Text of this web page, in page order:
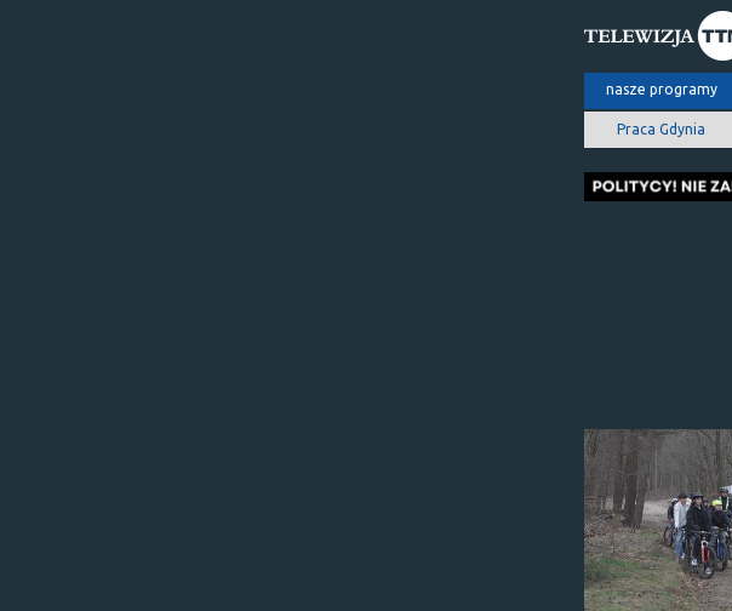
nasze programy
Praca Gdynia